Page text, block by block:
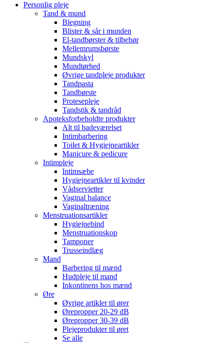
Personlig pleje
Tand & mund
Blegning
Blister & sår i munden
El-tandbørster & tilbehør
Mellemrumsbørste
Mundskyl
Mundtørhed
Øvrige tandpleje produkter
Tandpasta
Tandbørste
Protesepleje
Tandstik & tandråd
Apoteksforbeholdte produkter
Alt til badeværelset
Intimbarbering
Toilet & Hygiejneartikler
Manicure & pedicure
Intimpleje
Intimsæbe
Hygiejneartikler til kvinder
Vådservietter
Vaginal balance
Vaginaltræning
Menstruationsartikler
Hygiejnebind
Menstruationskop
Tamponer
Trusseindlæg
Mand
Barbering til mænd
Hudpleje til mand
Inkontinens hos mænd
Øre
Øvrige artikler til ører
Ørepropper 20-29 dB
Ørepropper 30-39 dB
Plejeprodukter til øret
Se alle